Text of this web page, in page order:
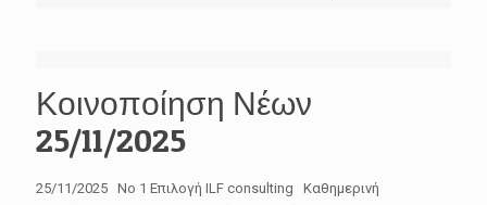
Κοινοποίηση Νέων
25/11/2025
25/11/2025 No 1 Επιλογή ILF consulting Καθημερινή